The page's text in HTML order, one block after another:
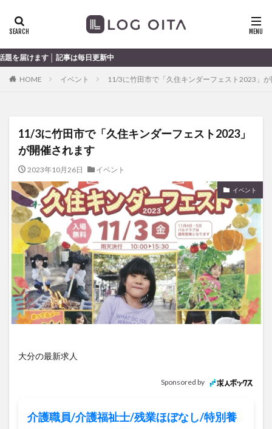
毎日更新中
HOME イベント 11/3に竹田市で「久住キンダーフェスト2023」
11/3に竹田市で「久住キンダーフェスト2023」
が開催されます
2023年10月26日 イベント
イベント
大分の最新求人
Sponsored by
介護職員/介護福祉士/残業ほぼなし/特別養
ディナー
haishin
haisin haisnin hasihin
hasishin
hishin
hqaishin
OPA
Paypay PR
あじさい
いちご うみたまご
おでかけ
お土産
お弁当 かき氷
からあげ
くじゅう連山
ねとらぼ
ひまわり
ふるさと納税
まつり まとめ
みかん
むし湯
わさだタウン
わったん
アイススケート
アウトドア
アサイーボウル
アフリカンサファリ
アミュプラザおおいた
アレンジレシピ
アートプラザ
イタリア料理
ウクライナ
サイゼリヤ
サウナ
ジャマイカ料理
ジャークチキン
スイーツ